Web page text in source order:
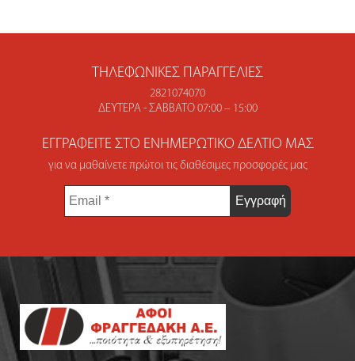
ΤΗΛΕΦΩΝΙΚΈΣ ΠΑΡΑΓΓΕΛΊΕΣ
2821074070
ΔΕΥΤΈΡΑ - ΣΆΒΒΑΤΟ 07:00 – 15:00
ΕΓΓΡΑΦΕΊΤΕ ΣΤΟ ΕΝΗΜΕΡΩΤΙΚΌ ΔΕΛΤΊΟ ΜΑΣ
για να μαθαίνετε πρώτοι τις διαθέσιμες προσφορές μας
Email